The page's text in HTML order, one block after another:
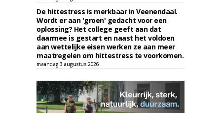
De hittestress is merkbaar in Veenendaal.
Wordt er aan 'groen' gedacht voor een
oplossing? Het college geeft aan dat
daarmee is gestart en naast het voldoen
aan wettelijke eisen werken ze aan meer
maatregelen om hittestress te voorkomen.
maandag 3 augustus 2026